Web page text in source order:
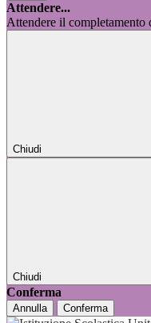
Attendere...
Attendere il completamento
Chiudi
Chiudi
Conferma
Annulla Conferma